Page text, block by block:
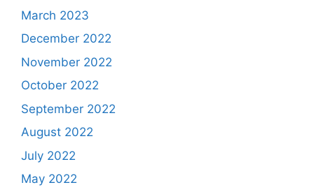
March 2023
December 2022
November 2022
October 2022
September 2022
August 2022
July 2022
May 2022